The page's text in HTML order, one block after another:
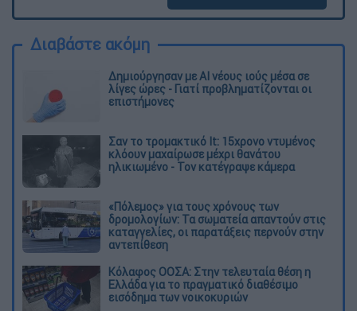
Διαβάστε ακόμη
Δημιούργησαν με AI νέους ιούς μέσα σε
λίγες ώρες - Γιατί προβληματίζονται οι
επιστήμονες
Σαν το τρομακτικό It: 15χρονο ντυμένος
κλόουν μαχαίρωσε μέχρι θανάτου
ηλικιωμένο - Τον κατέγραψε κάμερα
«Πόλεμος» για τους χρόνους των
δρομολογίων: Τα σωματεία απαντούν στις
καταγγελίες, οι παρατάξεις περνούν στην
αντεπίθεση
Κόλαφος ΟΟΣΑ: Στην τελευταία θέση η
Ελλάδα για το πραγματικό διαθέσιμο
εισόδημα των νοικοκυριών